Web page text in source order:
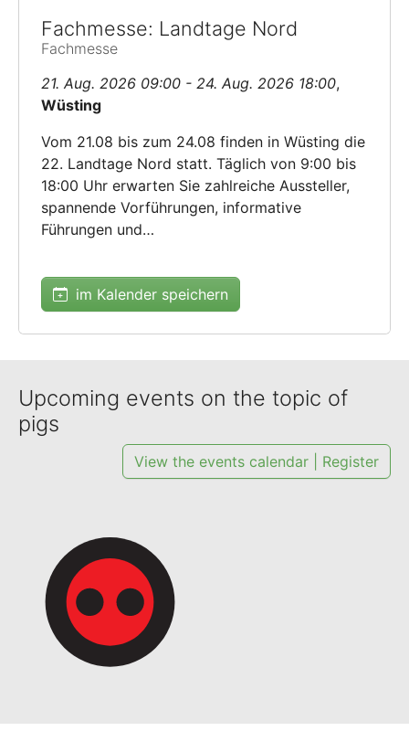
Fachmesse: Landtage Nord
Fachmesse
21. Aug. 2026 09:00 - 24. Aug. 2026 18:00,
Wüsting
Vom 21.08 bis zum 24.08 finden in Wüsting die
22. Landtage Nord statt. Täglich von 9:00 bis
18:00 Uhr erwarten Sie zahlreiche Aussteller,
spannende Vorführungen, informative
Führungen und…
im Kalender speichern
Upcoming events on the topic of
pigs
View the events calendar | Register